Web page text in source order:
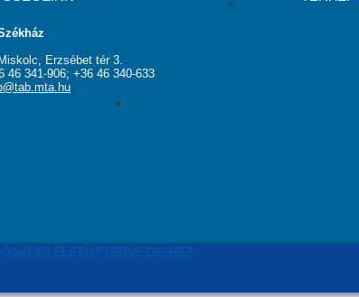
Tudomány a hétköznapokban (Egri TV) Magyar
ÉLETÚTTERVEZÉSHEZ
Erzsébet tér 3.
46 341-906; +36 46 340-633